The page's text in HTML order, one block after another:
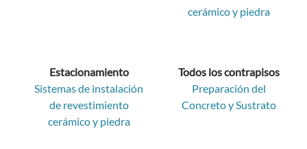
cerámico y piedra
Estacionamiento
Sistemas de instalación
de revestimiento
cerámico y piedra
Todos los contrapisos
Preparación del
Concreto y Sustrato